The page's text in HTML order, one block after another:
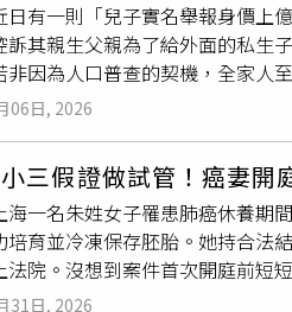
日有一則「兒子實名舉報身價上
訴其親生父親為了給外面的私生
非因為人口普查的契機，全家人
媒報導，據舉報人寇先生透露，
，直到近期國家開展人口普查
線索，這樁隱瞞多年的「法外生
是，根據出生日期推算，這名私
居身份 跨區域辦理假證為了隱瞞
盜用並冒用了自己老家鄰居的身
成的 假結婚證，矇騙了戶籍管理
的合法權益，更直接挑戰了大陸
06日, 2026
三假證做試管！癌妻
海一名朱姓女子罹患肺癌休養期
培育並冷凍保存胚胎。她持合法
法院。沒想到案件首次開庭前短
媒報導，朱女2019年確診肺癌，
31日, 2026